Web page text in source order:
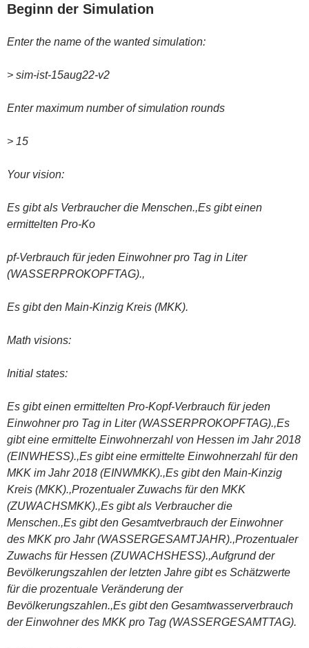
Beginn der Simulation
Enter the name of the wanted simulation:
> sim-ist-15aug22-v2
Enter maximum number of simulation rounds
> 15
Your vision:
Es gibt als Verbraucher die Menschen.,Es gibt einen
ermittelten Pro-Ko
pf-Verbrauch für jeden Einwohner pro Tag in Liter
(WASSERPROKOPFTAG).,
Es gibt den Main-Kinzig Kreis (MKK).
Math visions:
Initial states:
Es gibt einen ermittelten Pro-Kopf-Verbrauch für jeden
Einwohner pro Tag in Liter (WASSERPROKOPFTAG).,Es
gibt eine ermittelte Einwohnerzahl von Hessen im Jahr 2018
(EINWHESS).,Es gibt eine ermittelte Einwohnerzahl für den
MKK im Jahr 2018 (EINWMKK).,Es gibt den Main-Kinzig
Kreis (MKK).,Prozentualer Zuwachs für den MKK
(ZUWACHSMKK).,Es gibt als Verbraucher die
Menschen.,Es gibt den Gesamtverbrauch der Einwohner
des MKK pro Jahr (WASSERGESAMTJAHR).,Prozentualer
Zuwachs für Hessen (ZUWACHSHESS).,Aufgrund der
Bevölkerungszahlen der letzten Jahre gibt es Schätzwerte
für die prozentuale Veränderung der
Bevölkerungszahlen.,Es gibt den Gesamtwasserverbrauch
der Einwohner des MKK pro Tag (WASSERGESAMTTAG).